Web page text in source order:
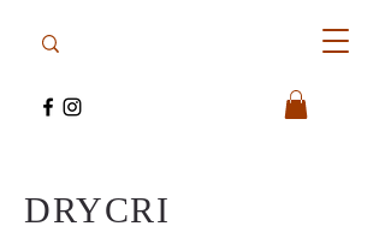
DRYCRI